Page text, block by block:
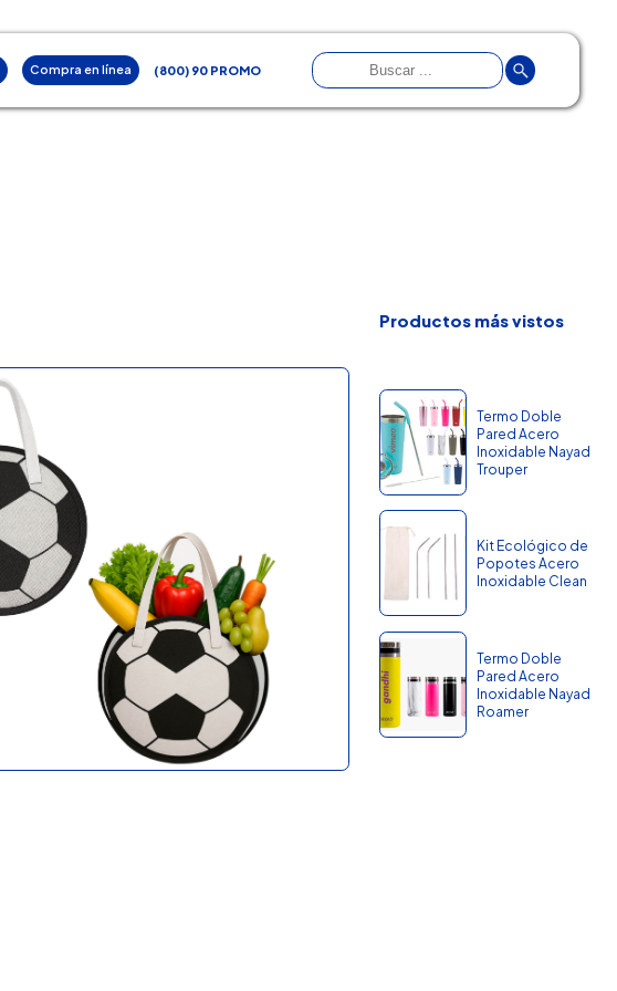
Compra en línea (800) 90 PROMO
Productos más vistos
Termo Doble
Pared Acero
Inoxidable Nayad
Trouper
Kit Ecológico de
Popotes Acero
Inoxidable Clean
Termo Doble
Pared Acero
Inoxidable Nayad
Roamer